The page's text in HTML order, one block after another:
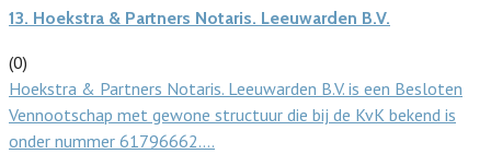
13. Hoekstra & Partners Notaris. Leeuwarden B.V.
(0)
Hoekstra & Partners Notaris. Leeuwarden B.V. is een Besloten
Vennootschap met gewone structuur die bij de KvK bekend is
onder nummer 61796662.…